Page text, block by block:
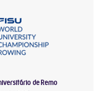
de Remo